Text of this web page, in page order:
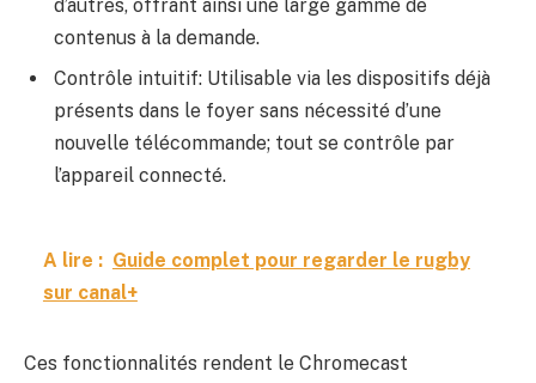
d’autres, offrant ainsi une large gamme de
contenus à la demande.
Contrôle intuitif: Utilisable via les dispositifs déjà
présents dans le foyer sans nécessité d’une
nouvelle télécommande; tout se contrôle par
l’appareil connecté.
A lire : Guide complet pour regarder le rugby
sur canal+
Ces fonctionnalités rendent le Chromecast